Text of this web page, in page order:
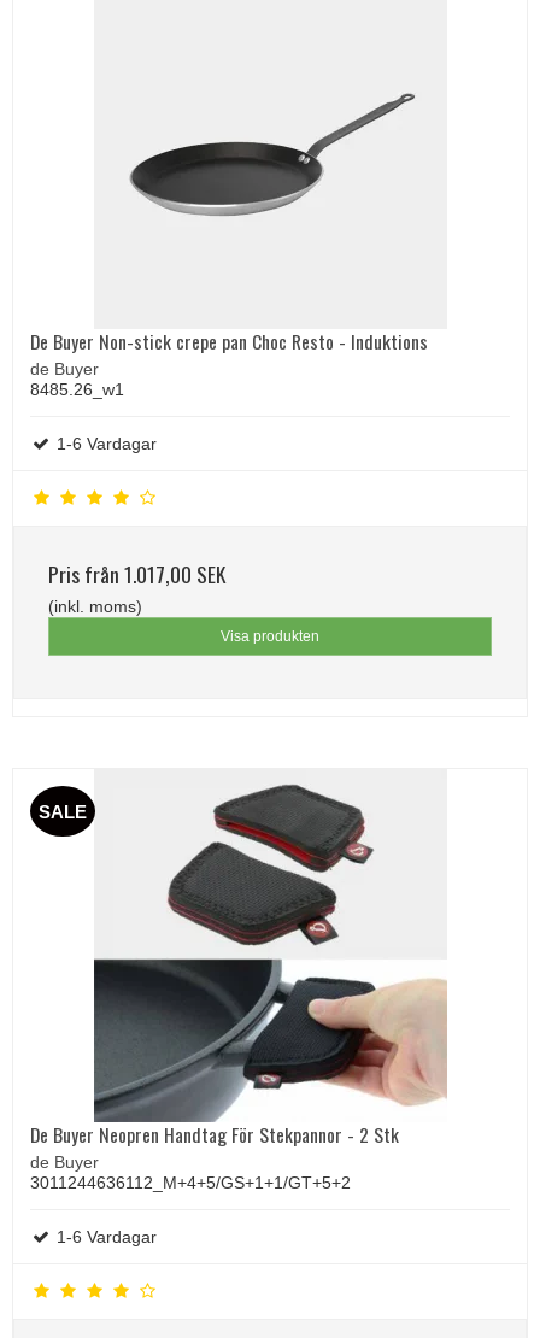
De Buyer Non-stick crepe pan Choc Resto - Induktions
de Buyer
8485.26_w1
1-6 Vardagar
Pris från1.017,00 SEK
(inkl. moms)
Visa produkten
SALE
De Buyer Neopren Handtag För Stekpannor - 2 Stk
de Buyer
3011244636112_M+4+5/GS+1+1/GT+5+2
1-6 Vardagar